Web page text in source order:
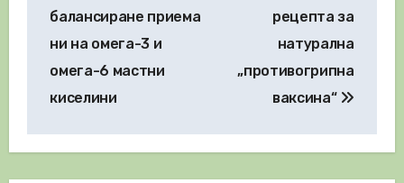
балансиране приема
ни на омега-3 и
омега-6 мастни
киселини
рецепта за
натурална
„противогрипна
ваксина“